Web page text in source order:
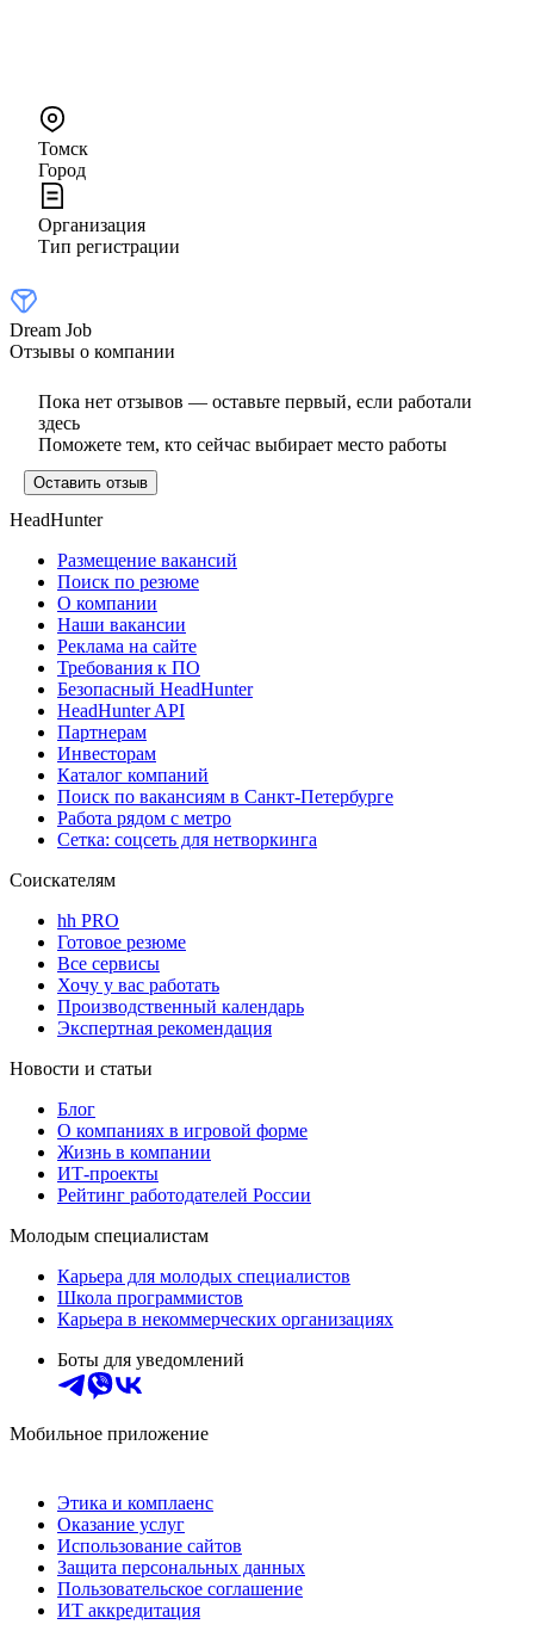
Томск
Город
Организация
Тип регистрации
Dream Job
Отзывы о компании
Пока нет отзывов — оставьте первый, если работали
здесь
Поможете тем, кто сейчас выбирает место работы
Оставить отзыв
HeadHunter
Размещение вакансий
Поиск по резюме
О компании
Наши вакансии
Реклама на сайте
Требования к ПО
Безопасный HeadHunter
HeadHunter API
Партнерам
Инвесторам
Каталог компаний
Поиск по вакансиям в Санкт-Петербурге
Работа рядом с метро
Сетка: соцсеть для нетворкинга
Соискателям
hh PRO
Готовое резюме
Все сервисы
Хочу у вас работать
Производственный календарь
Экспертная рекомендация
Новости и статьи
Блог
О компаниях в игровой форме
Жизнь в компании
ИТ-проекты
Рейтинг работодателей России
Молодым специалистам
Карьера для молодых специалистов
Школа программистов
Карьера в некоммерческих организациях
Боты для уведомлений
Мобильное приложение
Этика и комплаенс
Оказание услуг
Использование сайтов
Защита персональных данных
Пользовательское соглашение
ИТ аккредитация